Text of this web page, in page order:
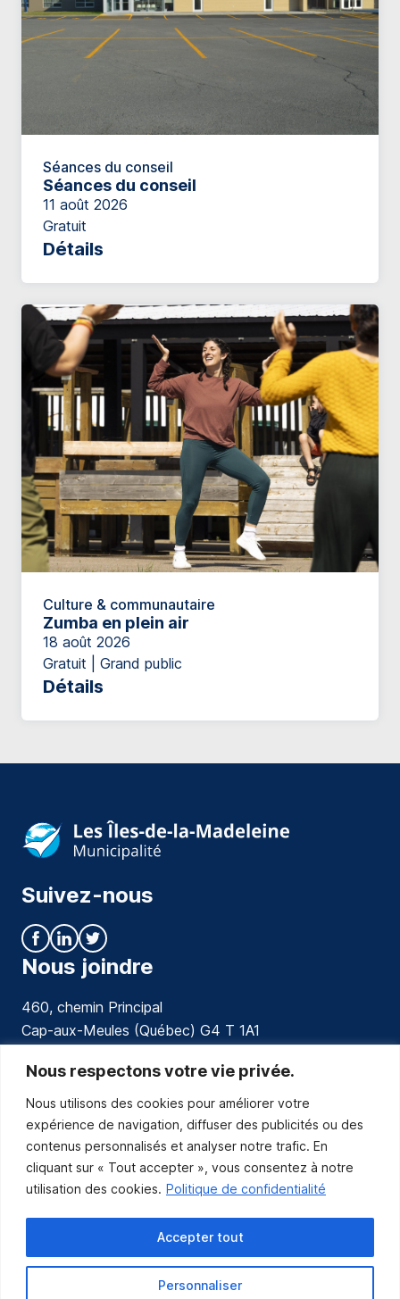
Nous respectons votre vie privée.
Nous utilisons des cookies pour améliorer votre
expérience de navigation, diffuser des publicités ou des
contenus personnalisés et analyser notre trafic. En
cliquant sur « Tout accepter », vous consentez à notre
utilisation des cookies. Politique de confidentialité
Personnaliser
Accepter tout
Séances du conseil
Séances du conseil
11 août 2026
Gratuit
Détails
Culture & communautaire
Zumba en plein air
18 août 2026
Gratuit | Grand public
Détails
Suivez-nous
Nous joindre
460, chemin Principal
Cap-aux-Meules (Québec) G4 T 1A1
communications@muniles.ca
418 986-3100
Composez le 1 en tout temps pour toutes urgences.
Abonnez-vous
Abonnez-vous pour recevoir les nouvelles
de la Municipalité par courriel.